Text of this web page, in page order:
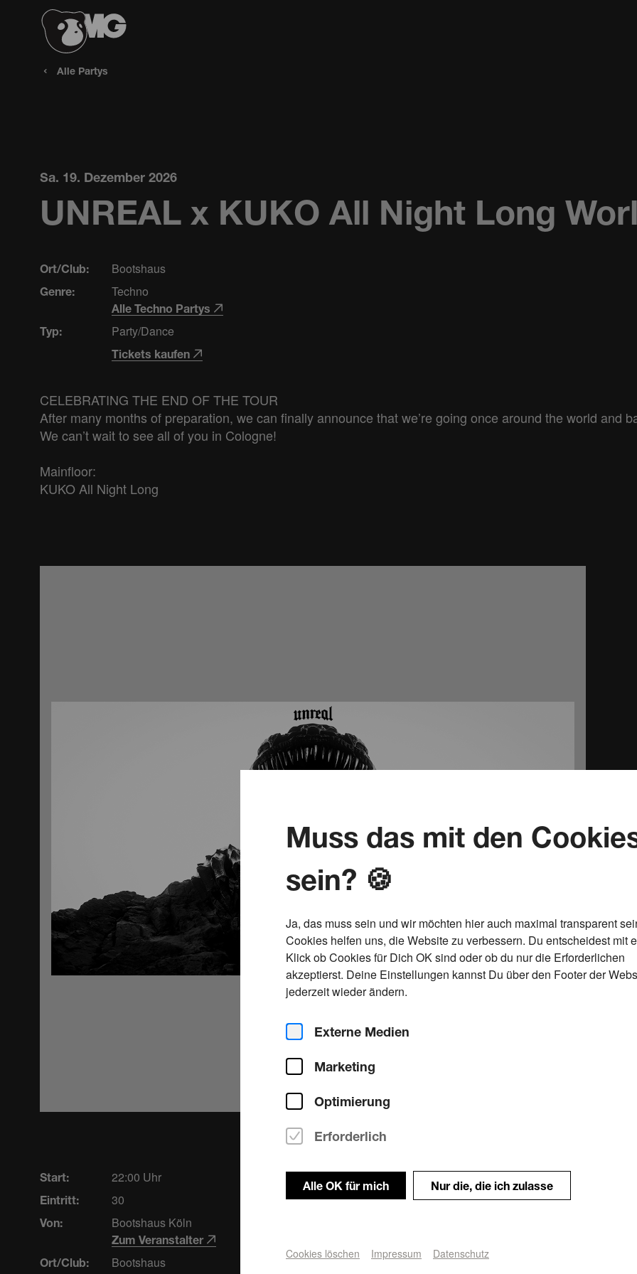
Muss das mit den
sein? 🍪
Ja, das muss sein und wir möchten hier auch maximal transparent
Cookies helfen uns, die Website zu verbessern. Du entscheidest mit
Klick ob Cookies für Dich OK sind oder ob du nur die Erforderlichen
akzeptierst. Deine Einstellungen kannst Du über den Footer der
jederzeit wieder ändern.
Externe Medien
Marketing
Optimierung
Erforderlich
Alle OK für mich Nur die, die ich zulasse
Cookies löschen Impressum Datenschutz
Alle Partys
Sa. 19. Dezember 2026
UNREAL x KUKO All Night Long
Ort/Club: Bootshaus
Genre: Techno
Alle Techno Partys
Typ:
Party/Dance
Tickets kaufen
CELEBRATING THE END OF THE TOUR
After many months of preparation, we can finally announce that we’re going once around the world and
We can’t wait to see all of you in Cologne!
Mainfloor:
KUKO All Night Long
Start: 22:00 Uhr
Eintritt: 30
Von: Bootshaus Köln
Zum Veranstalter
Ort/Club:
Bootshaus